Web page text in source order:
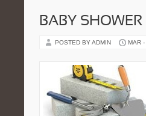
BABY
POSTED BY ADMIN MAR